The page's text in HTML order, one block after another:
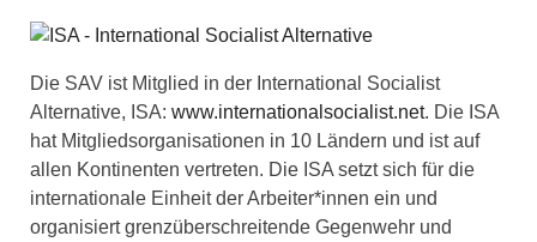
Die SAV ist Mitglied in der International Socialist
Alternative, ISA: www.internationalsocialist.net. Die ISA
hat Mitgliedsorganisationen in 10 Ländern und ist auf
allen Kontinenten vertreten. Die ISA setzt sich für die
internationale Einheit der Arbeiter*innen ein und
organisiert grenzüberschreitende Gegenwehr und